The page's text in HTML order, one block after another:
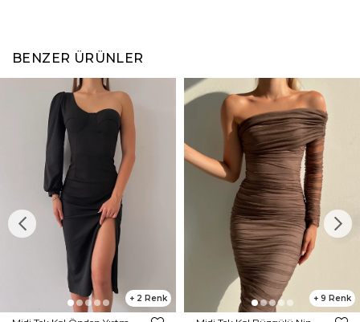
BENZER ÜRÜNLER
2 9